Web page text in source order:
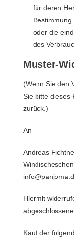
für deren
oder die
des
Muster-
(Wenn Sie den
Sie bitte dieses
zurück.)
An
Andreas
Hiermit
Kauf der